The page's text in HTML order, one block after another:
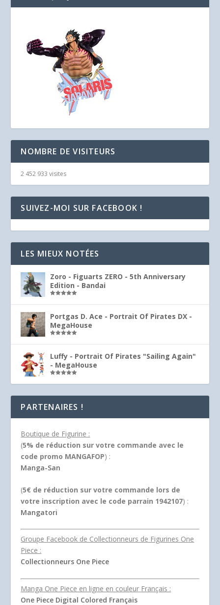
NOMBRE DE VISITEURS
2 452 933 visites
SUIVEZ-MOI SUR FACEBOOK !
LES MIEUX NOTÉES
Zoro - Figuarts ZERO - 5th Anniversary
Edition - Bandai
Portgas D. Ace - Portrait Of Pirates DX -
MegaHouse
Luffy - Portrait Of Pirates "Sailing Again"
- MegaHouse
PARTENAIRES !
Boutique de Figurine :
(5% de réduction sur votre commande avec le
code promo MANGAFOP) :
Manga-San
(5€ de réduction sur votre commande lors de
votre inscription avec le code parrain 1942107) :
Mangatori
Groupe Facebook de Collectionneurs de Figurines One
Piece :
Collectionneurs One Piece
Manga One Piece en ligne en couleur Français :
One Piece Digital Colored Français